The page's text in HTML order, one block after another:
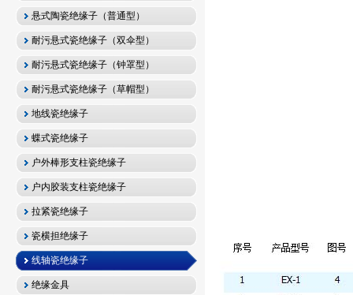
悬式陶瓷绝缘子（普通型）
耐污悬式瓷绝缘子（双伞型）
耐污悬式瓷绝缘子（钟罩型）
耐污悬式瓷绝缘子（草帽型）
地线瓷绝缘子
蝶式瓷绝缘子
户外棒形支柱瓷绝缘子
户内胶装支柱瓷绝缘子
拉紧瓷绝缘子
瓷横担绝缘子
线轴瓷绝缘子
绝缘金具